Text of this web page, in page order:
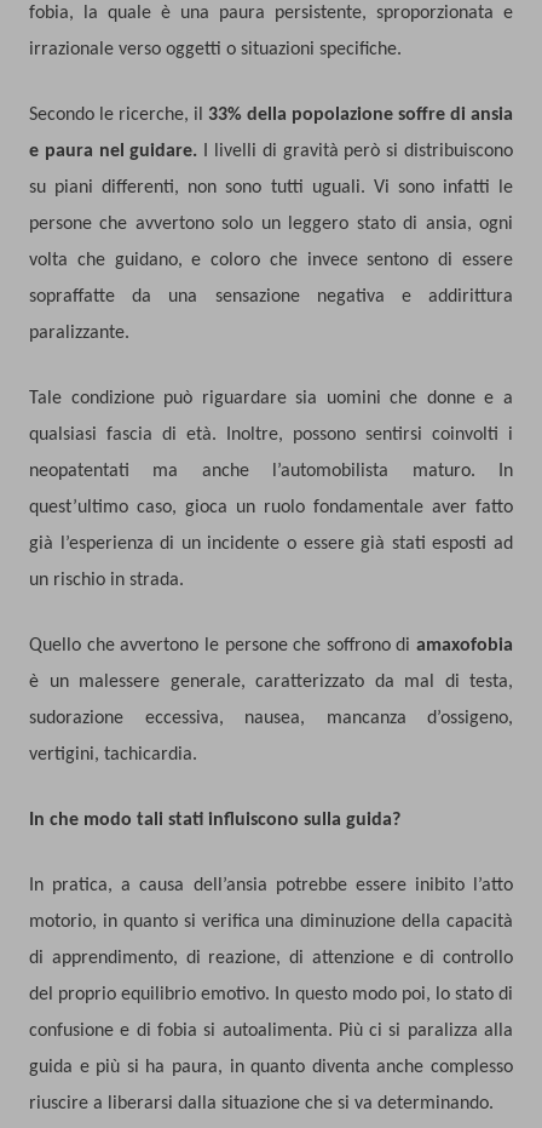
fobia, la quale è una paura persistente, sproporzionata e
irrazionale verso oggetti o situazioni specifiche.
Secondo le ricerche, il 33% della popolazione soffre di ansia
e paura nel guidare. I livelli di gravità però si distribuiscono
su piani differenti, non sono tutti uguali. Vi sono infatti le
persone che avvertono solo un leggero stato di ansia, ogni
volta che guidano, e coloro che invece sentono di essere
sopraffatte da una sensazione negativa e addirittura
paralizzante.
Tale condizione può riguardare sia uomini che donne e a
qualsiasi fascia di età. Inoltre, possono sentirsi coinvolti i
neopatentati ma anche l’automobilista maturo. In
quest’ultimo caso, gioca un ruolo fondamentale aver fatto
già l’esperienza di un incidente o essere già stati esposti ad
un rischio in strada.
Quello che avvertono le persone che soffrono di amaxofobia
è un malessere generale, caratterizzato da mal di testa,
sudorazione eccessiva, nausea, mancanza d’ossigeno,
vertigini, tachicardia.
In che modo tali stati influiscono sulla guida?
In pratica, a causa dell’ansia potrebbe essere inibito l’atto
motorio, in quanto si verifica una diminuzione della capacità
di apprendimento, di reazione, di attenzione e di controllo
del proprio equilibrio emotivo. In questo modo poi, lo stato di
confusione e di fobia si autoalimenta. Più ci si paralizza alla
guida e più si ha paura, in quanto diventa anche complesso
riuscire a liberarsi dalla situazione che si va determinando.